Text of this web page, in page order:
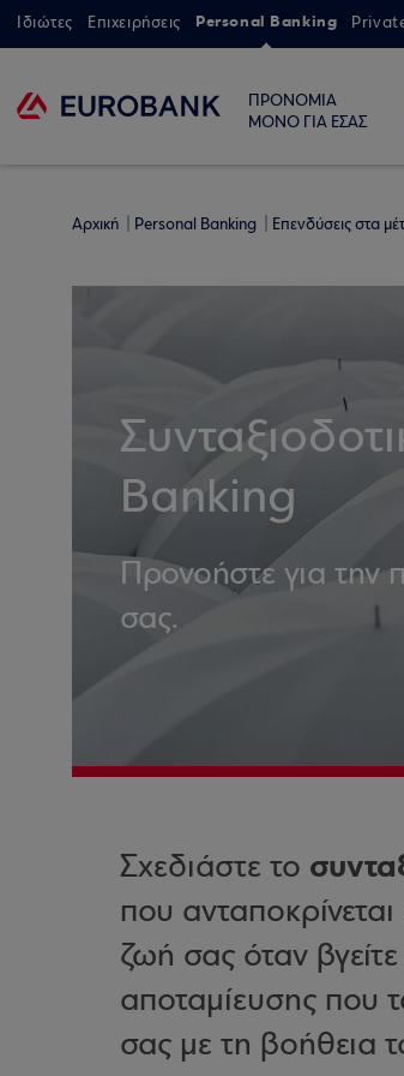
Ιδιώτες Επιχειρήσεις Personal Banking
ΠΡΟΝΟΜΙΑ
ΜΟΝΟ ΓΙΑ ΕΣΑΣ
Αρχική Personal Banking Επενδύσεις στα
Banking
Προνοήστε για την
σας.
Σχεδιάστε το
που
ζωή σας όταν
αποταμίευσης που
σας με τη βοήθεια